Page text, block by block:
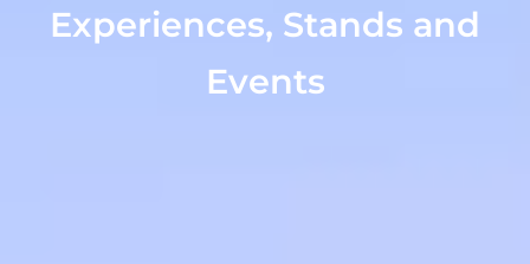
Experiences, Stands and
Events